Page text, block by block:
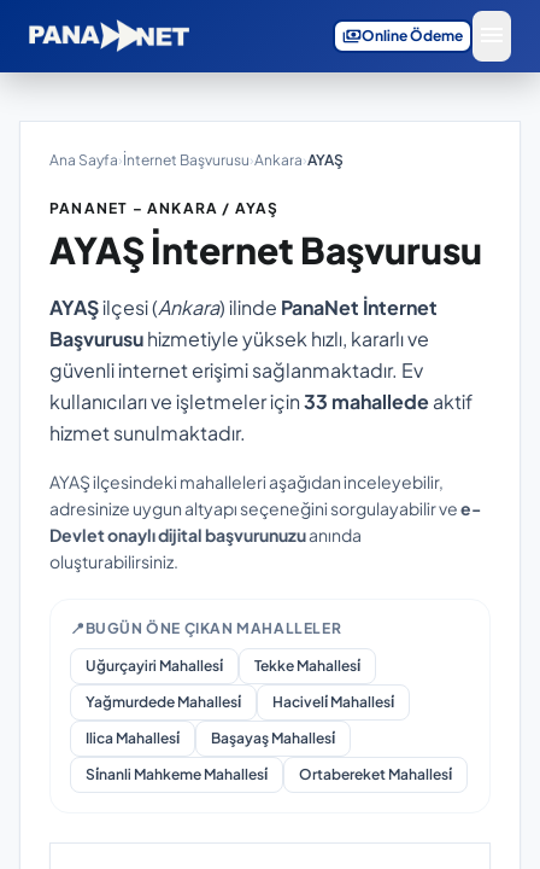
paymentsOnline Ödeme
Ana Sayfa›İnternet Başvurusu›Ankara›AYAŞ
PANANET – ANKARA / AYAŞ
AYAŞ İnternet Başvurusu
AYAŞilçesi (Ankara) ilinde PanaNet İnternet
Başvurusuhizmetiyle yüksek hızlı, kararlı ve
güvenli internet erişimi sağlanmaktadır. Ev
kullanıcıları ve işletmeler için33 mahalledeaktif
hizmet sunulmaktadır.
AYAŞ ilçesindeki mahalleleri aşağıdan inceleyebilir,
adresinize uygun altyapı seçeneğini sorgulayabilir vee-
Devlet onaylı dijital başvurunuzuanında
oluşturabilirsiniz.
📍 BUGÜN ÖNE ÇIKAN MAHALLELER
Uğurçayiri Mahallesi̇
Tekke Mahallesi̇
Yağmurdede Mahallesi̇
Haciveli̇ Mahallesi̇
Ilica Mahallesi̇
Başayaş Mahallesi̇
Si̇nanli Mahkeme Mahallesi̇
Ortabereket Mahallesi̇